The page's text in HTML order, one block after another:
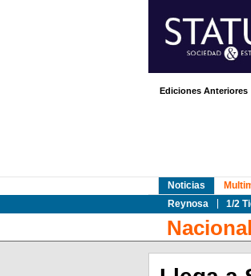
Ediciones Anteriores
Noticias
Reynosa
1/2
Nacional